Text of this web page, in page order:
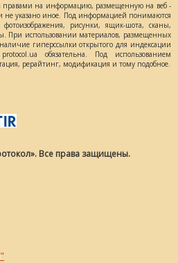
правами на информацию, размещенную на веб -
не указано иное. Под информацией понимаются
рисунки, ящик-шота, сканы,
При использовании материалов, размещенных
гиперссылки открытого для индексации
обязательна. Под использованием
рерайтинг, модификация и тому подобное.
Все права защищены.